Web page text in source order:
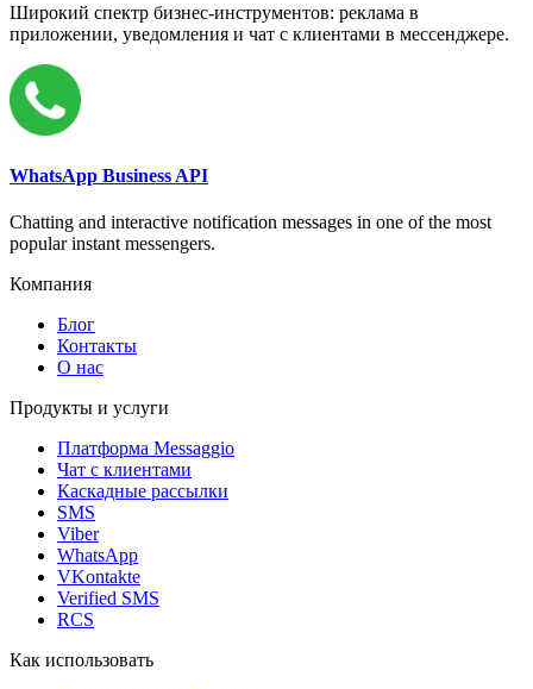
Широкий спектр бизнес-инструментов: реклама в
приложении, уведомления и чат с клиентами в мессенджере.
WhatsApp Business API
Chatting and interactive notification messages in one of the most
popular instant messengers.
Компания
Блог
Контакты
О нас
Продукты и услуги
Платформа Messaggio
Чат с клиентами
Каскадные рассылки
SMS
Viber
WhatsApp
VKontakte
Verified SMS
RCS
Как использовать